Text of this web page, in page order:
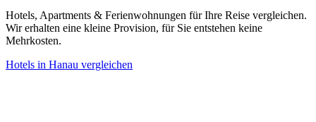
Hotels, Apartments & Ferienwohnungen für Ihre Reise vergleichen.
Wir erhalten eine kleine Provision, für Sie entstehen keine
Mehrkosten.
Hotels in Hanau vergleichen